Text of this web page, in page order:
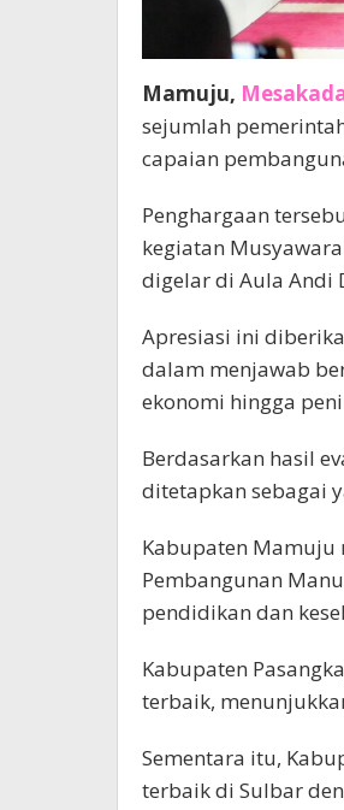
Mamuju,
sejumlah
capaian
Penghargaan
kegiatan
digelar di Aula Andi
Apresiasi ini
dalam menjawab
ekonomi hingga
Berdasarkan hasil
ditetapkan sebagai
Kabupaten Mamuju
Pembangunan
pendidikan dan
Kabupaten
terbaik,
Sementara itu,
terbaik di Sulbar